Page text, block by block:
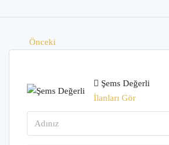
Önceki
Şems Değerli
İlanları Gör